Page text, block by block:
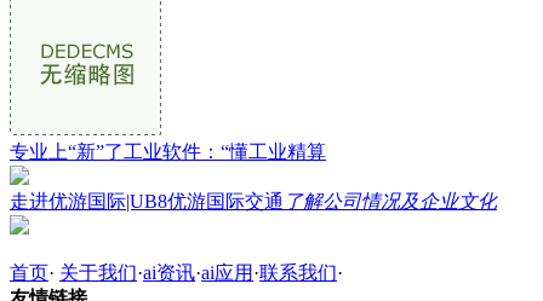
专业上“新”了工业软件：“懂工业精算
走进优游国际|UB8优游国际交通 了解公司情况及企业文化
首页· 关于我们·ai资讯·ai应用 ·联系我们·